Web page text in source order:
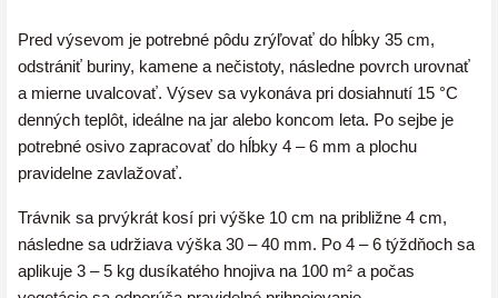
Pred výsevom je potrebné pôdu zrýľovať do hĺbky 35 cm,
odstrániť buriny, kamene a nečistoty, následne povrch urovnať
a mierne uvalcovať. Výsev sa vykonáva pri dosiahnutí 15 °C
denných teplôt, ideálne na jar alebo koncom leta. Po sejbe je
potrebné osivo zapracovať do hĺbky 4 – 6 mm a plochu
pravidelne zavlažovať.
Trávnik sa prvýkrát kosí pri výške 10 cm na približne 4 cm,
následne sa udržiava výška 30 – 40 mm. Po 4 – 6 týždňoch sa
aplikuje 3 – 5 kg dusíkatého hnojiva na 100 m² a počas